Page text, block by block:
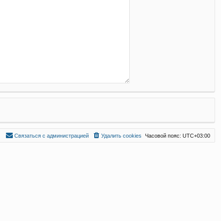
Часовой пояс: UTC+03:00
Удалить cookies
Связаться с администрацией